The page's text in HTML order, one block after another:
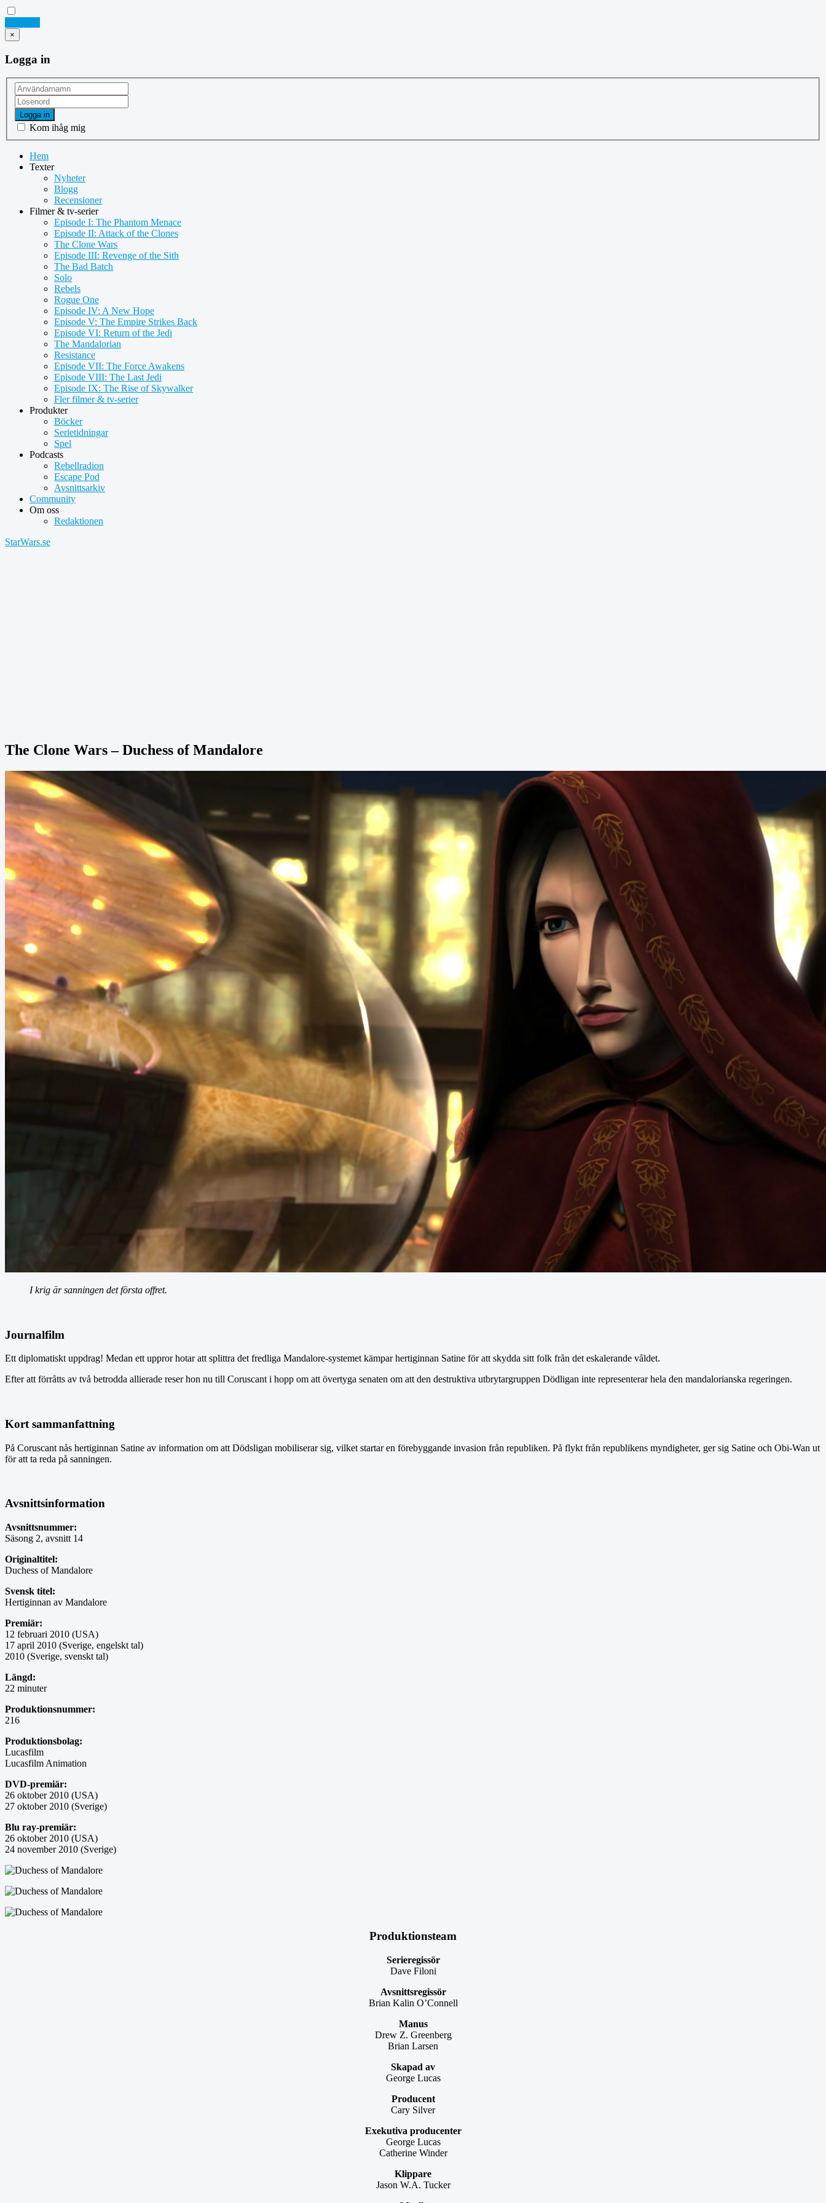
×
Logga in
Logga in
Kom ihåg mig
Hem
Texter
Nyheter
Blogg
Recensioner
Filmer & tv-serier
Episode I: The Phantom Menace
Episode II: Attack of the Clones
The Clone Wars
Episode III: Revenge of the Sith
The Bad Batch
Solo
Rebels
Rogue One
Episode IV: A New Hope
Episode V: The Empire Strikes Back
Episode VI: Return of the Jedi
The Mandalorian
Resistance
Episode VII: The Force Awakens
Episode VIII: The Last Jedi
Episode IX: The Rise of Skywalker
Fler filmer & tv-serier
Produkter
Böcker
Serietidningar
Spel
Podcasts
Rebellradion
Escape Pod
Avsnittsarkiv
Community
Om oss
Redaktionen
StarWars.se
The Clone Wars – Duchess of Mandalore
I krig är sanningen det första offret.
Journalfilm
Ett diplomatiskt uppdrag! Medan ett uppror hotar att splittra det fredliga Mandalore-systemet kämpar hertiginnan Satine för att skydda sitt folk från det eskalerande våldet.
Efter att förråtts av två betrodda allierade reser hon nu till Coruscant i hopp om att övertyga senaten om att den destruktiva utbrytargruppen Dödligan inte representerar hela den mandalorianska regeringen.
Kort sammanfattning
På Coruscant nås hertiginnan Satine av information om att Dödsligan mobiliserar sig, vilket startar en förebyggande invasion från republiken. På flykt från republikens myndigheter, ger sig Satine och Obi-Wan ut
för att ta reda på sanningen.
Avsnittsinformation
Avsnittsnummer:
Säsong 2, avsnitt 14
Originaltitel:
Duchess of Mandalore
Svensk titel:
Hertiginnan av Mandalore
Premiär:
12 februari 2010 (USA)
17 april 2010 (Sverige, engelskt tal)
2010 (Sverige, svenskt tal)
Längd:
22 minuter
Produktionsnummer:
216
Produktionsbolag:
Lucasfilm
Lucasfilm Animation
DVD-premiär:
26 oktober 2010 (USA)
27 oktober 2010 (Sverige)
Blu ray-premiär:
26 oktober 2010 (USA)
24 november 2010 (Sverige)
Produktionsteam
Serieregissör
Dave Filoni
Avsnittsregissör
Brian Kalin O’Connell
Manus
Drew Z. Greenberg
Brian Larsen
Skapad av
George Lucas
Producent
Cary Silver
Exekutiva producenter
George Lucas
Catherine Winder
Klippare
Jason W.A. Tucker